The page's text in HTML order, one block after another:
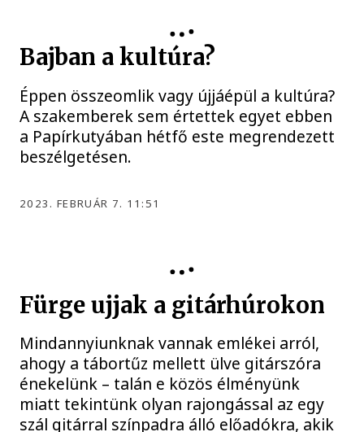
Bajban a kultúra?
Éppen összeomlik vagy újjáépül a kultúra?
A szakemberek sem értettek egyet ebben
a Papírkutyában hétfő este megrendezett
beszélgetésen.
2023. FEBRUÁR 7. 11:51
Fürge ujjak a gitárhúrokon
Mindannyiunknak vannak emlékei arról,
ahogy a tábortűz mellett ülve gitárszóra
énekelünk – talán e közös élményünk
miatt tekintünk olyan rajongással az egy
szál gitárral színpadra álló előadókra, akik